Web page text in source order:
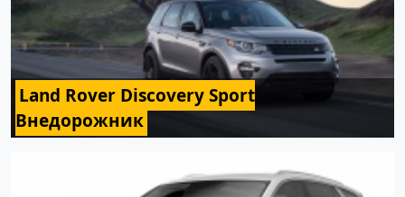
Land Rover Discovery Sport
Внедорожник